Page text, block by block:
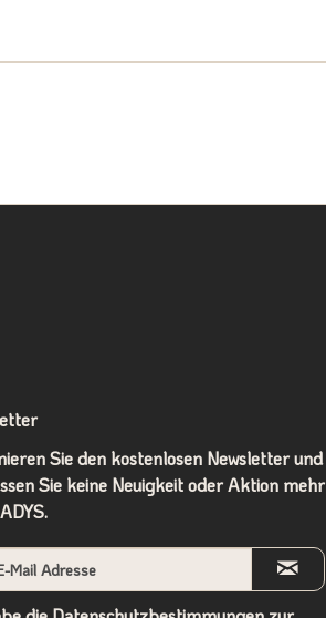
Sie den kostenlosen Newsletter und
Sie keine Neuigkeit oder Aktion mehr